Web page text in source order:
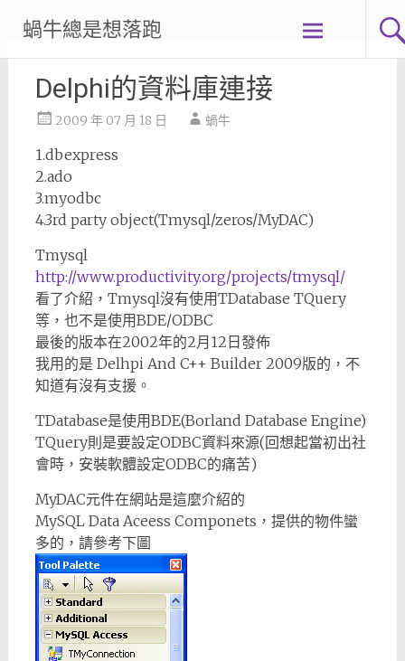
content
蝸牛總是想落跑
Delphi的資料庫連接
2009 年 07 月 18 日 蝸牛
1.dbexpress
2.ado
3.myodbc
4.3rd party object(Tmysql/zeros/MyDAC)
Tmysql
http://www.productivity.org/projects/tmysql/
看了介紹，Tmysql沒有使用TDatabase TQuery
等，也不是使用BDE/ODBC
最後的版本在2002年的2月12日發佈
我用的是 Delhpi And C++ Builder 2009版的，不
知道有沒有支援。
TDatabase是使用BDE(Borland Database Engine)
TQuery則是要設定ODBC資料來源(回想起當初出社
會時，安裝軟體設定ODBC的痛苦)
MyDAC元件在網站是這麼介紹的
MySQL Data Aceess Componets，提供的物件蠻
多的，請參考下圖